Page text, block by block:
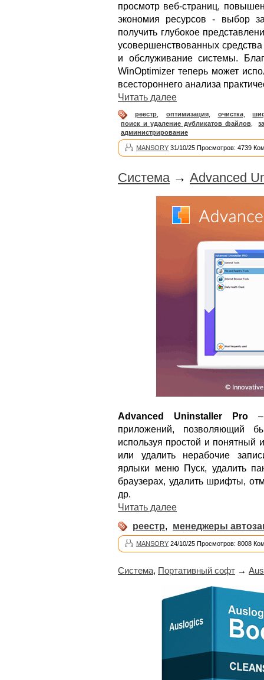
просмотр веб-страниц,
экономия ресурсов - выбор
получить глубокое
усовершенствованных
и обслуживание системы.
WinOptimizer теперь может
всестороннего анализа
Читать далее
реестр, оптимизация, очистка,
поиск и удаление дубликатов файлов,
администрирование
MANSORY 31/10/25 Просмотров: 4739
Система → Advanced
Advanced Uninstaller Pro –
приложений, позволяющий
используя простой и понятный
или удалить нерабочие
ярлыки меню Пуск, удалить
браузерах, удалить шрифты,
др.
Читать далее
реестр, менеджеры
MANSORY 24/10/25 Просмотров: 8008
Система, Портативный софт →